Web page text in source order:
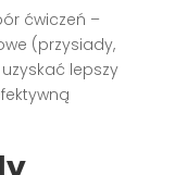
ćwiczeń –
(przysiady,
lepszy